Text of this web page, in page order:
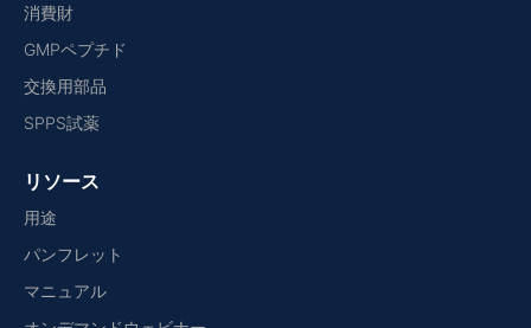
消費財
GMPペプチド
交換用部品
SPPS試薬
リソース
用途
パンフレット
マニュアル